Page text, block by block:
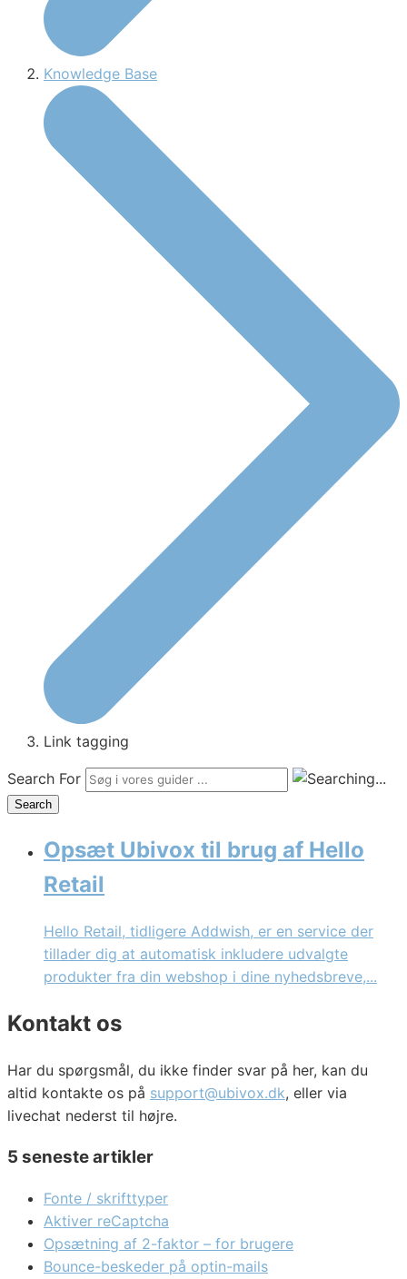
Knowledge Base
Link tagging
Search For
Search
Opsæt Ubivox til brug af Hello
Retail
Hello Retail, tidligere Addwish, er en service der
tillader dig at automatisk inkludere udvalgte
produkter fra din webshop i dine nyhedsbreve,...
Kontakt os
Har du spørgsmål, du ikke finder svar på her, kan du
altid kontakte os på support@ubivox.dk, eller via
livechat nederst til højre.
5 seneste artikler
Fonte / skrifttyper
Aktiver reCaptcha
Opsætning af 2-faktor – for brugere
Bounce-beskeder på optin-mails